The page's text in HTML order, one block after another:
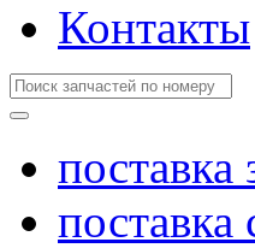
Контакты
поставка
поставка